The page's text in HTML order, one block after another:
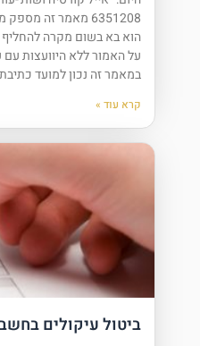
6351208 מאמר זה
הוא בא בשום מקרה
על האמור ללא היוועצות עם
במאמר זה נכון למועד
קרא עוד »
ביטול עיקולים